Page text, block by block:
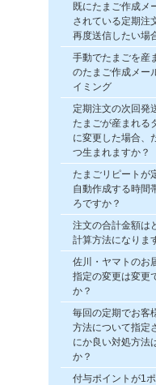
既にたまご作成メ
されている定期注
再度送信したい場
手動でたまごを産
のたまご作成メー
イミング
定期注文の次回発
たまごが産まれる
に変更した場合、
つ生まれますか？
たまごリピートが
自動作成する時間
ろですか？
注文の合計金額は
計算方法になりま
佐川・ヤマトのお
指定の変更は変更
か？
毎回の定期でお客
方法について指定
にか良い対処方法
か？
付与ポイントが1